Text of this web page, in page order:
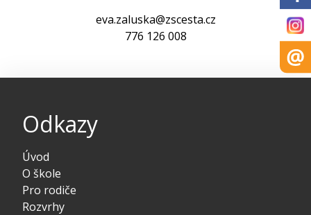
eva.zaluska@zscesta.cz
​776 126 008
Odkazy
Úvod
O škole
Pro rodiče
Rozvrhy